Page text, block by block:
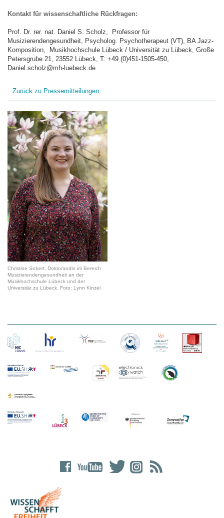
Kontakt für wissenschaftliche Rückfragen:
Prof. Dr. rer. nat. Daniel S. Scholz, Professor für
Musizierendengesundheit, Psycholog. Psychotherapeut (VT), BA Jazz-
Komposition, Musikhochschule Lübeck / Universität zu Lübeck, Große
Petersgrube 21, 23552 Lübeck, T: +49 (0)451-1505-450,
Daniel.scholz@mh-luebeck.de
Zurück zu Pressemitteilungen
Christine Sickert, Doktorandin im Bereich
Musizierendengesundheit an der
Musikhochschule Lübeck und der
Universität zu Lübeck. Foto: Lynn Kinzel